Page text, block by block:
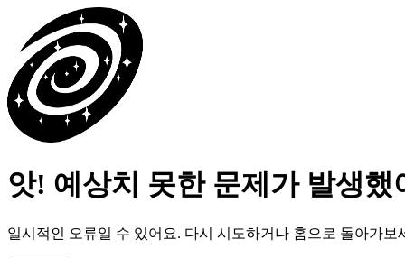
앗! 예상치 못한 문제가 발생했
일시적인 오류일 수 있어요. 다시 시도하거나 홈으로 돌아가보